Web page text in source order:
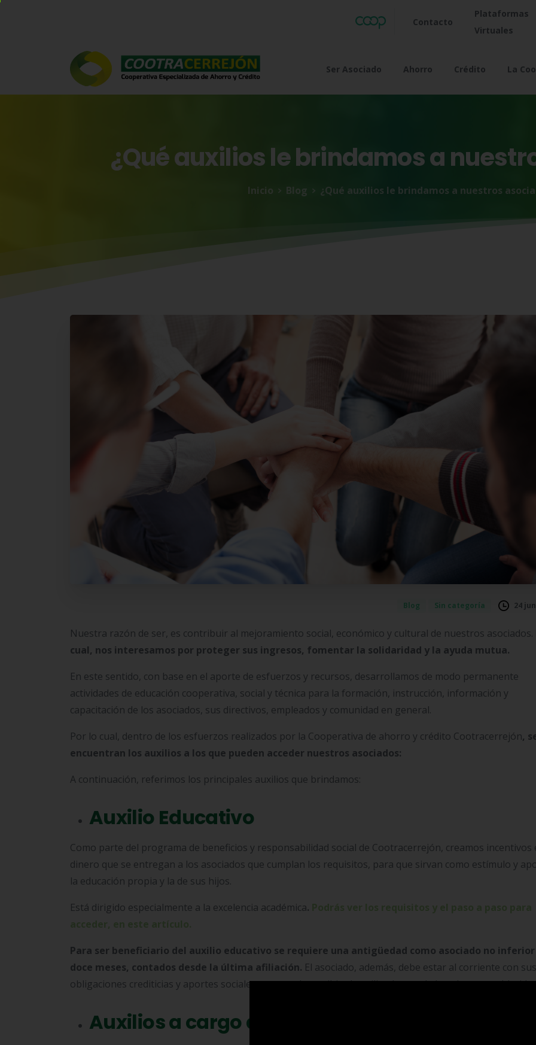
Contacto
Plataformas
Virtuales
Ser Asociado Ahorro Crédito La
¿Quéauxilioslebrindamosa
Inicio Blog ¿Qué auxilios le brindamos a nuestros
Blog Sin categoría 24
Nuestra razón de ser, es contribuir al mejoramiento social, económico y cultural de nuestros asociados.
cual, nos interesamos por proteger sus ingresos, fomentar la solidaridad y la ayuda mutua.
En este sentido, con base en el aporte de esfuerzos y recursos, desarrollamos de modo permanente
actividades de educación cooperativa, social y técnica para la formación, instrucción, información y
capacitación de los asociados, sus directivos, empleados y comunidad en general.
Por lo cual, dentro de los esfuerzos realizados por la Cooperativa de ahorro y crédito Cootracerrejón,
encuentran los auxilios a los que pueden acceder nuestros asociados:
A continuación, referimos los principales auxilios que brindamos:
Auxilio Educativo
Como parte del programa de beneficios y responsabilidad social de Cootracerrejón, creamos incentivos
dinero que se entregan a los asociados que cumplan los requisitos, para que sirvan como estímulo y
la educación propia y la de sus hijos.
Está dirigido especialmente a la excelencia académica.
Para ser beneficiario del auxilio educativo se requiere una antigüedad como asociado no inferior
doce meses, contados desde la última afiliación. El asociado, además, debe estar al corriente con sus
obligaciones crediticias y aportes sociales, para poder recibir el auxilio, dentro de los plazos
Auxilios a cargo del Fondo de Solidaridad